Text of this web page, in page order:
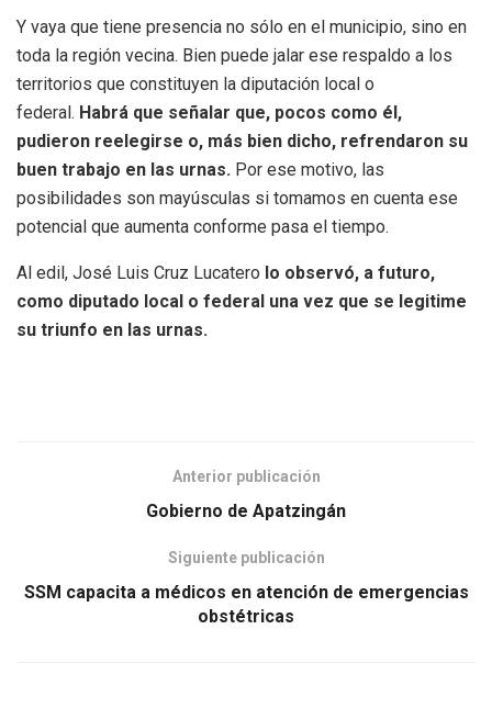
Y vaya que tiene presencia no sólo en el municipio, sino en
toda la región vecina. Bien puede jalar ese respaldo a los
territorios que constituyen la diputación local o
federal. Habrá que señalar que, pocos como él,
pudieron reelegirse o, más bien dicho, refrendaron su
buen trabajo en las urnas. Por ese motivo, las
posibilidades son mayúsculas si tomamos en cuenta ese
potencial que aumenta conforme pasa el tiempo.
Al edil, José Luis Cruz Lucatero lo observó, a futuro,
como diputado local o federal una vez que se legitime
su triunfo en las urnas.
Anterior publicación
Gobierno de Apatzingán
Siguiente publicación
SSM capacita a médicos en atención de emergencias
obstétricas